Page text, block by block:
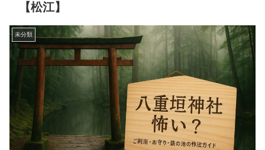
【松江】
未分類